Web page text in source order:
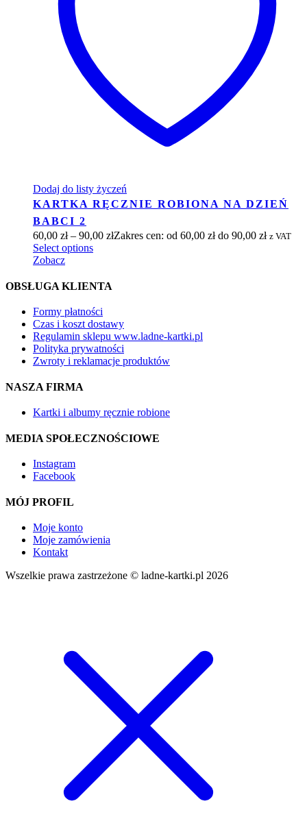
Dodaj do listy życzeń
KARTKA RĘCZNIE ROBIONA NA DZIEŃ
BABCI 2
60,00 zł – 90,00 złZakres cen: od 60,00 zł do 90,00 zł z VAT
Select options
Zobacz
OBSŁUGA KLIENTA
Formy płatności
Czas i koszt dostawy
Regulamin sklepu www.ladne-kartki.pl
Polityka prywatności
Zwroty i reklamacje produktów
NASZA FIRMA
Kartki i albumy ręcznie robione
MEDIA SPOŁECZNOŚCIOWE
Instagram
Facebook
MÓJ PROFIL
Moje konto
Moje zamówienia
Kontakt
Wszelkie prawa zastrzeżone © ladne-kartki.pl 2026